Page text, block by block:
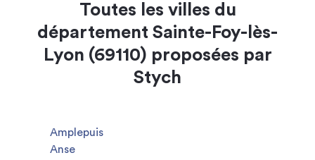
Toutes les villes du
département Sainte-Foy-lès-
Lyon (69110) proposées par
Stych
Amplepuis
Anse